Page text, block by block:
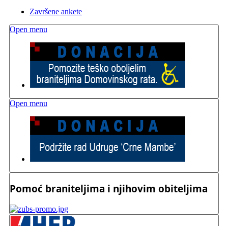
Završene ankete
Open menu
Open menu
Pomoć braniteljima i njihovim obiteljima